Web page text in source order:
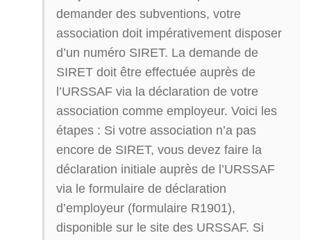
demander des subventions, votre
association doit impérativement disposer
d’un numéro SIRET. La demande de
SIRET doit être effectuée auprès de
l’URSSAF via la déclaration de votre
association comme employeur. Voici les
étapes : Si votre association n’a pas
encore de SIRET, vous devez faire la
déclaration initiale auprès de l’URSSAF
via le formulaire de déclaration
d’employeur (formulaire R1901),
disponible sur le site des URSSAF. Si